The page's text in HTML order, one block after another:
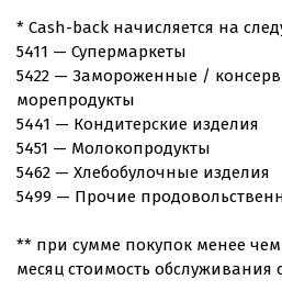
* Cash-back начисляется на
5411 — Супермаркеты
5422 — Замороженные /
морепродукты
5441 — Кондитерские изделия
5451 — Молокопродукты
5462 — Хлебобулочные изделия
5499 — Прочие
** при сумме покупок менее чем
месяц стоимость обслуживания